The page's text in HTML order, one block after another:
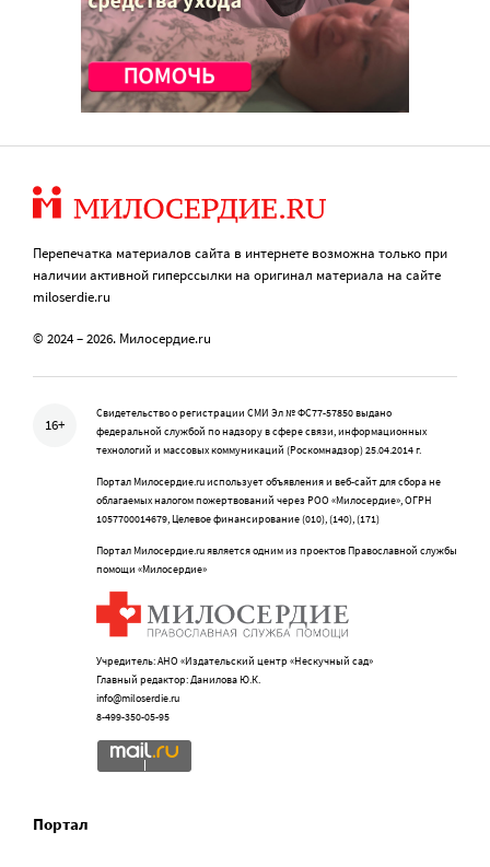
Перепечатка материалов сайта в интернете возможна только при
наличии активной гиперссылки на оригинал материала на сайте
miloserdie.ru
© 2024 – 2026. Милосердие.ru
16+
Свидетельство о регистрации СМИ Эл № ФС77-57850 выдано
федеральной службой по надзору в сфере связи, информационных
технологий и массовых коммуникаций (Роскомнадзор) 25.04.2014 г.
Портал Милосердие.ru использует объявления и веб-сайт для сбора не
облагаемых налогом пожертвований через РОО «Милосердие», ОГРН
1057700014679, Целевое финансирование (010), (140), (171)
Портал Милосердие.ru является одним из проектов Православной службы
помощи «Милосердие»
Учредитель: АНО «Издательский центр «Нескучный сад»
Главный редактор: Данилова Ю.К.
info@miloserdie.ru
8-499-350-05-95
Портал